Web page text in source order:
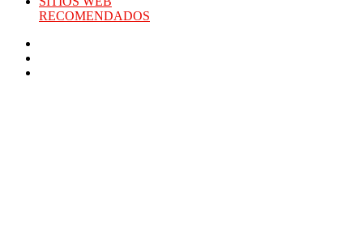
RECOMENDADOS